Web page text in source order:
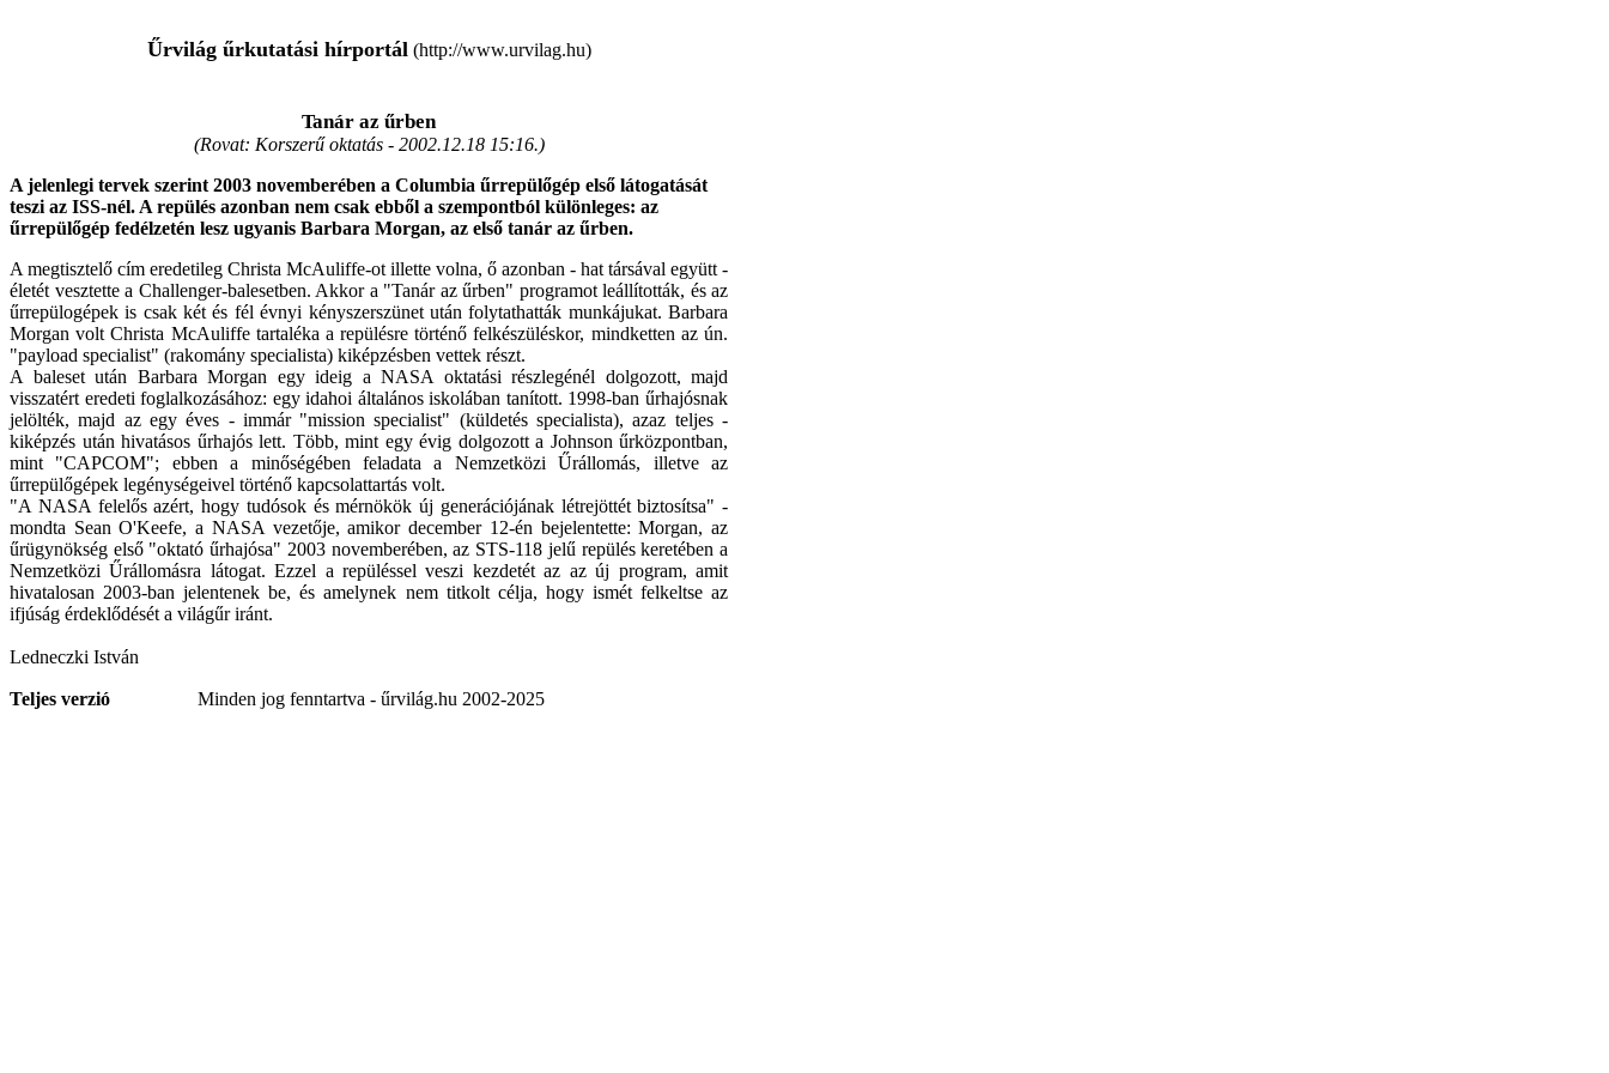
Űrvilág űrkutatási hírportál (http://www.urvilag.hu)
Tanár az űrben
(Rovat: Korszerű oktatás - 2002.12.18 15:16.)
A jelenlegi tervek szerint 2003 novemberében a Columbia űrrepülőgép első látogatását
teszi az ISS-nél. A repülés azonban nem csak ebből a szempontból különleges: az
űrrepülőgép fedélzetén lesz ugyanis Barbara Morgan, az első tanár az űrben.
A megtisztelő cím eredetileg Christa McAuliffe-ot illette volna, ő azonban - hat társával együtt -
életét vesztette a Challenger-balesetben. Akkor a "Tanár az űrben" programot leállították, és az
űrrepülogépek is csak két és fél évnyi kényszerszünet után folytathatták munkájukat. Barbara
Morgan volt Christa McAuliffe tartaléka a repülésre történő felkészüléskor, mindketten az ún.
"payload specialist" (rakomány specialista) kiképzésben vettek részt.
A baleset után Barbara Morgan egy ideig a NASA oktatási részlegénél dolgozott, majd
visszatért eredeti foglalkozásához: egy idahoi általános iskolában tanított. 1998-ban űrhajósnak
jelölték, majd az egy éves - immár "mission specialist" (küldetés specialista), azaz teljes -
kiképzés után hivatásos űrhajós lett. Több, mint egy évig dolgozott a Johnson űrközpontban,
mint "CAPCOM"; ebben a minőségében feladata a Nemzetközi Űrállomás, illetve az
űrrepülőgépek legénységeivel történő kapcsolattartás volt.
"A NASA felelős azért, hogy tudósok és mérnökök új generációjának létrejöttét biztosítsa" -
mondta Sean O'Keefe, a NASA vezetője, amikor december 12-én bejelentette: Morgan, az
űrügynökség első "oktató űrhajósa" 2003 novemberében, az STS-118 jelű repülés keretében a
Nemzetközi Űrállomásra látogat. Ezzel a repüléssel veszi kezdetét az az új program, amit
hivatalosan 2003-ban jelentenek be, és amelynek nem titkolt célja, hogy ismét felkeltse az
ifjúság érdeklődését a világűr iránt.
Ledneczki István
Teljes verzió Minden jog fenntartva - űrvilág.hu 2002-2025